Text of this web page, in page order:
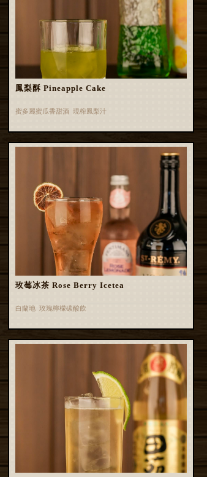
鳳梨酥 Pineapple Cake
蜜多麗蜜瓜香甜酒 現榨鳳梨汁
玫莓冰茶 Rose Berry Icetea
白蘭地 玫瑰檸檬碳酸飲